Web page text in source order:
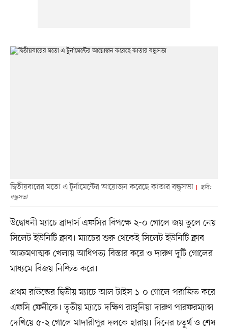
দ্বিতীয়বারের মতো এ টুর্নামেন্টের আয়োজন করেছে কাতার বন্ধুসভা
ছবি:
বন্ধুসভা
উদ্বোধনী ম্যাচে ব্রাদার্স এফসির বিপক্ষে ২-০ গোলে জয় তুলে নেয়
সিলেট ইউনিটি ক্লাব। ম্যাচের শুরু থেকেই সিলেট ইউনিটি ক্লাব
আক্রমণাত্মক খেলায় আধিপত্য বিস্তার করে ও দারুণ দুটি গোলের
মাধ্যমে বিজয় নিশ্চিত করে।
প্রথম রাউন্ডের দ্বিতীয় ম্যাচে আল টাইস ১-০ গোলে পরাজিত করে
এফসি ফেনীকে। তৃতীয় ম্যাচে দক্ষিণ রাঙ্গুনিয়া দারুণ পারফরম্যান্স
দেখিয়ে ৫-২ গোলে মাদারীপুর দলকে হারায়। দিনের চতুর্থ ও শেষ